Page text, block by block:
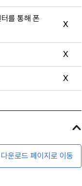
를 통해 폰
X
X
X
다운로드 페이지로 이동